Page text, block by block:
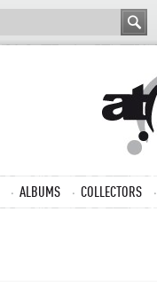
ALBUMS COLLECTORS